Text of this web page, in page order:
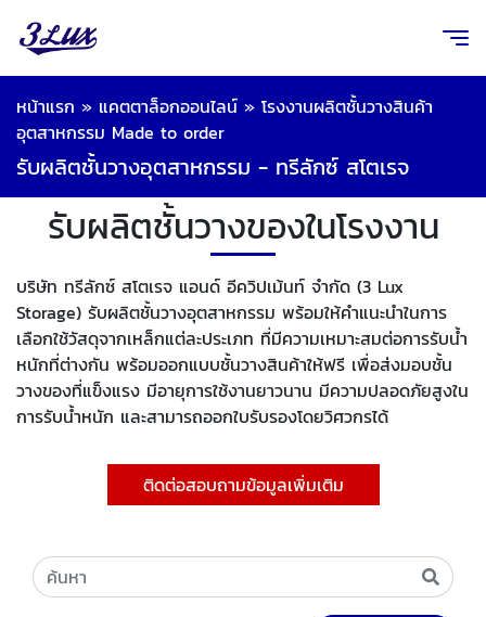
หน้าแรก » แคตตาล็อกออนไลน์ » โรงงานผลิตชั้นวางสินค้า
อุตสาหกรรม Made to order
รับผลิตชั้นวางอุตสาหกรรม - ทรีลักซ์ สโตเรจ
รับผลิตชั้นวางของในโรงงาน
บริษัท ทรีลักซ์ สโตเรจ แอนด์ อีควิปเม้นท์ จำกัด (3 Lux
Storage) รับผลิตชั้นวางอุตสาหกรรม พร้อมให้คำแนะนำในการ
เลือกใช้วัสดุจากเหล็กแต่ละประเภท ที่มีความเหมาะสมต่อการรับน้ำ
หนักที่ต่างกัน พร้อมออกแบบชั้นวางสินค้าให้ฟรี เพื่อส่งมอบชั้น
วางของที่แข็งแรง มีอายุการใช้งานยาวนาน มีความปลอดภัยสูงใน
การรับน้ำหนัก และสามารถออกใบรับรองโดยวิศวกรได้
ติดต่อสอบถามข้อมูลเพิ่มเติม